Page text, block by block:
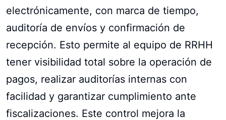
electrónicamente, con marca de tiempo,
auditoría de envíos y confirmación de
recepción. Esto permite al equipo de RRHH
tener visibilidad total sobre la operación de
pagos, realizar auditorías internas con
facilidad y garantizar cumplimiento ante
fiscalizaciones. Este control mejora la